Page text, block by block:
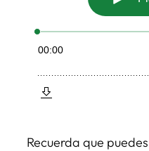
Recuerda que